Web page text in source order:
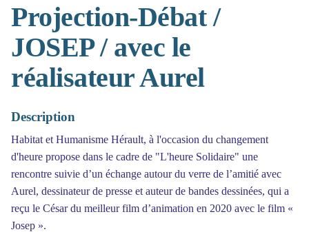
Projection-Débat /
JOSEP / avec le
réalisateur Aurel
Description
Habitat et Humanisme Hérault, à l'occasion du changement
d'heure propose dans le cadre de "L'heure Solidaire" une
rencontre suivie d’un échange autour du verre de l’amitié avec
Aurel, dessinateur de presse et auteur de bandes dessinées, qui a
reçu le César du meilleur film d’animation en 2020 avec le film «
Josep ».